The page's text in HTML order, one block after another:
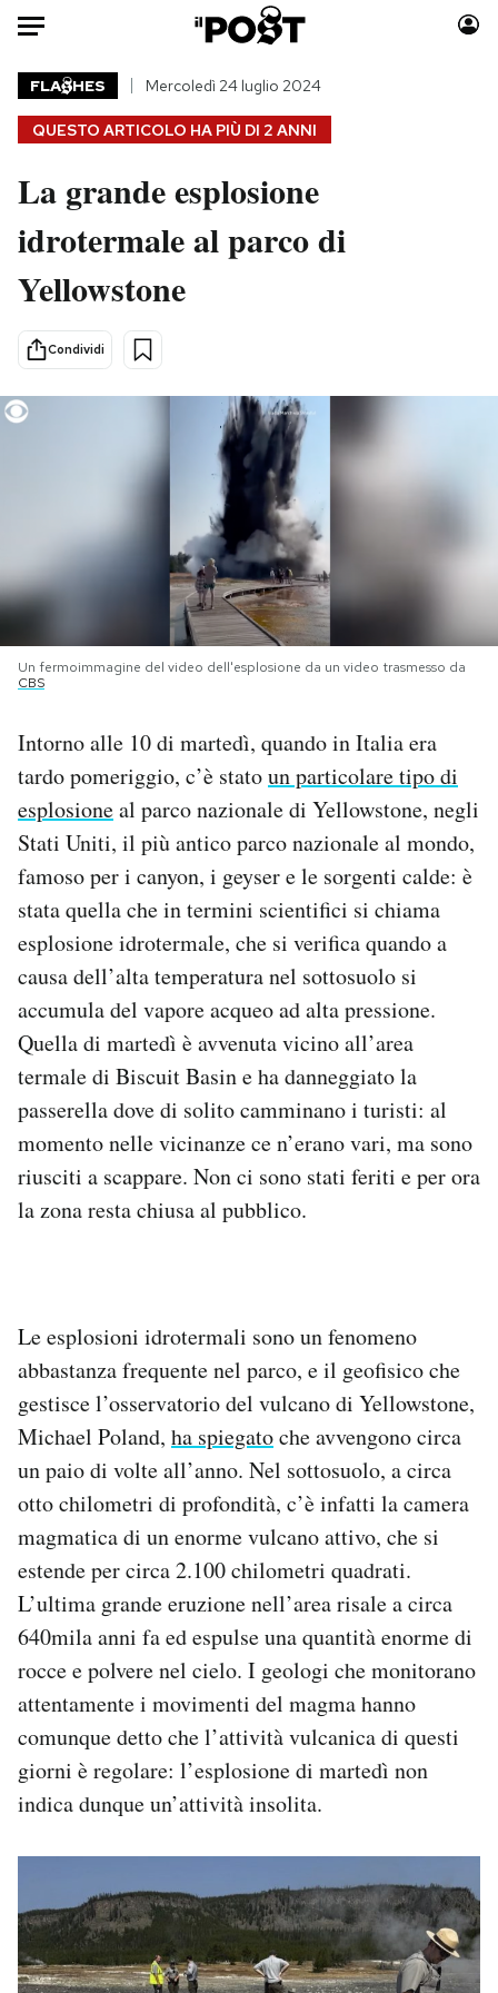
Auto
HOME
Italia
Politica
Tecnologia
Scienza
Moda
Consumismi
Altrecose
Mondiali calcio 2026
PODCAST
CALENDARIO
AREA PERSONALE
Area Personale
Newsletter
Notifiche mobile
Regala il Post
Hai bisogno di aiuto?
Esci
QUESTO ARTICOLO HA PIÙ DI 2 ANNI
FLA HES Mercoledì 24 luglio 2024
La grande esplosione
idrotermale al parco di
Yellowstone
Condividi
Un fermoimmagine del video dell'esplosione da un video trasmesso da
CBS
Intorno alle 10 di martedì, quando in Italia era
tardo pomeriggio, c’è statoun particolare tipo di
esplosioneal parco nazionale di Yellowstone, negli
Stati Uniti, il più antico parco nazionale al mondo,
famoso per i canyon, i geyser e le sorgenti calde: è
stata quella che in termini scientifici si chiama
esplosione idrotermale, che si verifica quando a
causa dell’alta temperatura nel sottosuolo si
accumula del vapore acqueo ad alta pressione.
Quella di martedì è avvenuta vicino all’area
termale di Biscuit Basin e ha danneggiato la
passerella dove di solito camminano i turisti: al
momento nelle vicinanze ce n’erano vari, ma sono
riusciti a scappare. Non ci sono stati feriti e per ora
la zona resta chiusa al pubblico.
Le esplosioni idrotermali sono un fenomeno
abbastanza frequente nel parco, e il geofisico che
gestisce l’osservatorio del vulcano di Yellowstone,
Michael Poland, ha spiegatoche avvengono circa
un paio di volte all’anno. Nel sottosuolo, a circa
otto chilometri di profondità, c’è infatti la camera
magmatica di un enorme vulcano attivo, che si
estende per circa 2.100 chilometri quadrati.
L’ultima grande eruzione nell’area risale a circa
640mila anni fa ed espulse una quantità enorme di
rocce e polvere nel cielo. I geologi che monitorano
attentamente i movimenti del magma hanno
comunque detto che l’attività vulcanica di questi
giorni è regolare: l’esplosione di martedì non
indica dunque un’attività insolita.